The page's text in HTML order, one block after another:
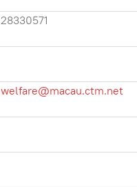
28330571
welfare@macau.ctm.net